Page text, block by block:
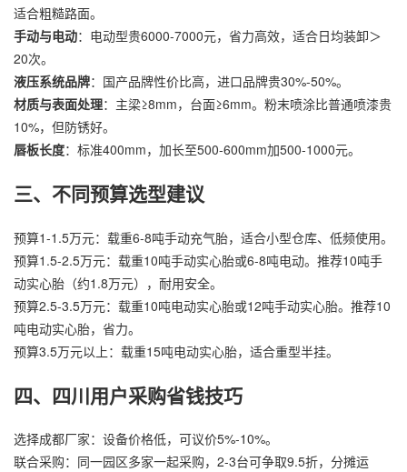
适合粗糙路面。
手动与电动：电动型贵6000-7000元，省力高效，适合日均装卸＞
20次。
液压系统品牌：国产品牌性价比高，进口品牌贵30%-50%。
材质与表面处理：主梁≥8mm，台面≥6mm。粉末喷涂比普通喷漆贵
10%，但防锈好。
唇板长度：标准400mm，加长至500-600mm加500-1000元。
三、不同预算选型建议
预算1-1.5万元：载重6-8吨手动充气胎，适合小型仓库、低频使用。
预算1.5-2.5万元：载重10吨手动实心胎或6-8吨电动。推荐10吨手
动实心胎（约1.8万元），耐用安全。
预算2.5-3.5万元：载重10吨电动实心胎或12吨手动实心胎。推荐10
吨电动实心胎，省力。
预算3.5万元以上：载重15吨电动实心胎，适合重型半挂。
四、四川用户采购省钱技巧
选择成都厂家：设备价格低，可议价5%-10%。
联合采购：同一园区多家一起采购，2-3台可争取9.5折，分摊运